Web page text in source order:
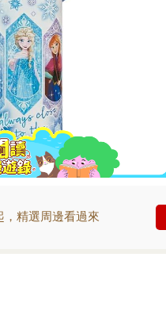
精選周邊看過來